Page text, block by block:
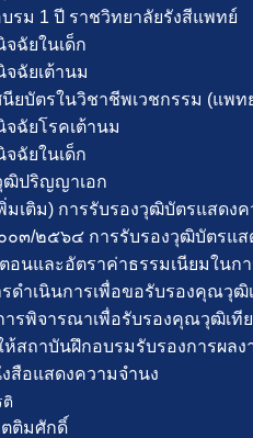
รม 1 ปี ราชวิทยาลัยรังสีแพทย์
ฉัยในเด็ก
ฉัยเต้านม
ยบัตรในวิชาชีพเวชกรรม (แพท
ฉัยโรคเต้านม
ฉัยในเด็ก
ฒิปริญญา​เอก
มเติม) การรับรองวุฒิบัตรแสด
๐๓/๒๕๖๔ การรับรองวุฒิบัตรแ
อนและอัตราค่าธรรมเนียมในก
ดำเนินการเพื่อขอรับรองคุณวุฒิ
รพิจารณาเพื่อรับรองคุณวุฒิเที
สถาบันฝึกอบรมรับรองการผลง
สือแสดงความจำนง
ติ
ติมศักดิ์